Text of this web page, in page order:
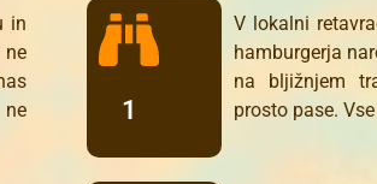
in
1
V lokalni
hamburgerja
na bljižnjem
prosto pase.